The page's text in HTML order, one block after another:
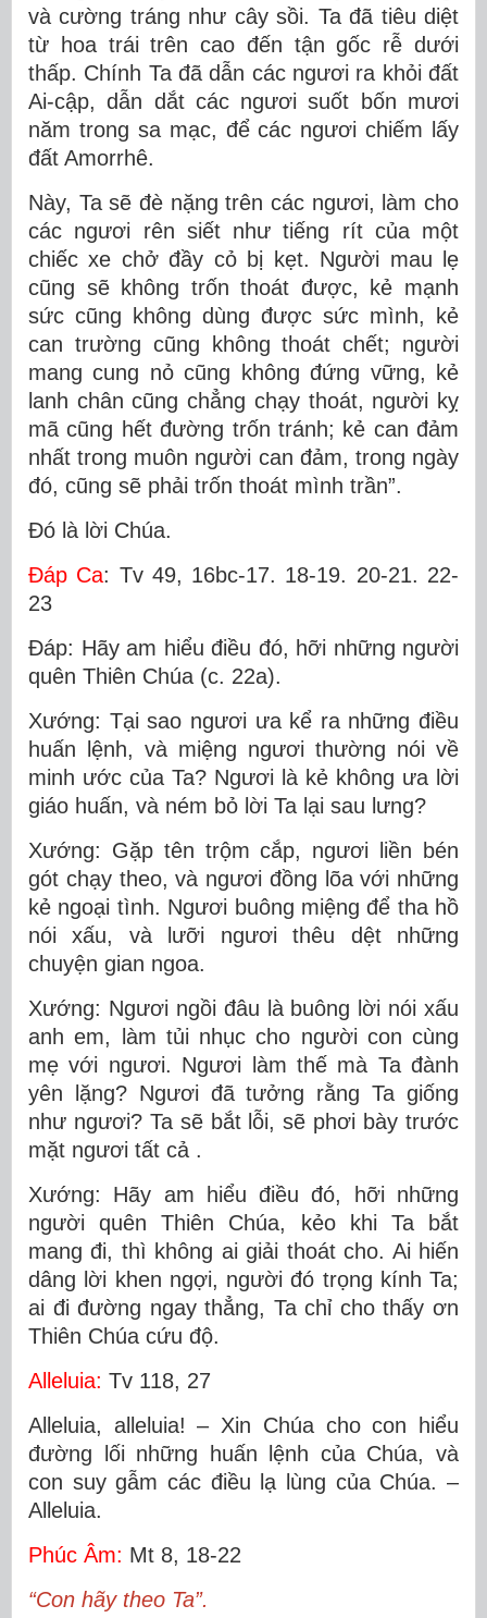
và cường tráng như cây sồi. Ta đã tiêu diệt
từ hoa trái trên cao đến tận gốc rễ dưới
thấp. Chính Ta đã dẫn các ngươi ra khỏi đất
Ai-cập, dẫn dắt các ngươi suốt bốn mươi
năm trong sa mạc, để các ngươi chiếm lấy
đất Amorrhê.
Này, Ta sẽ đè nặng trên các ngươi, làm cho
các ngươi rên siết như tiếng rít của một
chiếc xe chở đầy cỏ bị kẹt. Người mau lẹ
cũng sẽ không trốn thoát được, kẻ mạnh
sức cũng không dùng được sức mình, kẻ
can trường cũng không thoát chết; người
mang cung nỏ cũng không đứng vững, kẻ
lanh chân cũng chẳng chạy thoát, người kỵ
mã cũng hết đường trốn tránh; kẻ can đảm
nhất trong muôn người can đảm, trong ngày
đó, cũng sẽ phải trốn thoát mình trần”.
Ðó là lời Chúa.
Ðáp Ca: Tv 49, 16bc-17. 18-19. 20-21. 22-
23
Ðáp: Hãy am hiểu điều đó, hỡi những người
quên Thiên Chúa (c. 22a).
Xướng: Tại sao ngươi ưa kể ra những điều
huấn lệnh, và miệng ngươi thường nói về
minh ước của Ta? Ngươi là kẻ không ưa lời
giáo huấn, và ném bỏ lời Ta lại sau lưng?
Xướng: Gặp tên trộm cắp, ngươi liền bén
gót chạy theo, và ngươi đồng lõa với những
kẻ ngoại tình. Ngươi buông miệng để tha hồ
nói xấu, và lưỡi ngươi thêu dệt những
chuyện gian ngoa.
Xướng: Ngươi ngồi đâu là buông lời nói xấu
anh em, làm tủi nhục cho người con cùng
mẹ với ngươi. Ngươi làm thế mà Ta đành
yên lặng? Ngươi đã tưởng rằng Ta giống
như ngươi? Ta sẽ bắt lỗi, sẽ phơi bày trước
mặt ngươi tất cả .
Xướng: Hãy am hiểu điều đó, hỡi những
người quên Thiên Chúa, kẻo khi Ta bắt
mang đi, thì không ai giải thoát cho. Ai hiến
dâng lời khen ngợi, người đó trọng kính Ta;
ai đi đường ngay thẳng, Ta chỉ cho thấy ơn
Thiên Chúa cứu độ.
Alleluia: Tv 118, 27
Alleluia, alleluia! – Xin Chúa cho con hiểu
đường lối những huấn lệnh của Chúa, và
con suy gẫm các điều lạ lùng của Chúa. –
Alleluia.
Phúc Âm: Mt 8, 18-22
“Con hãy theo Ta”.